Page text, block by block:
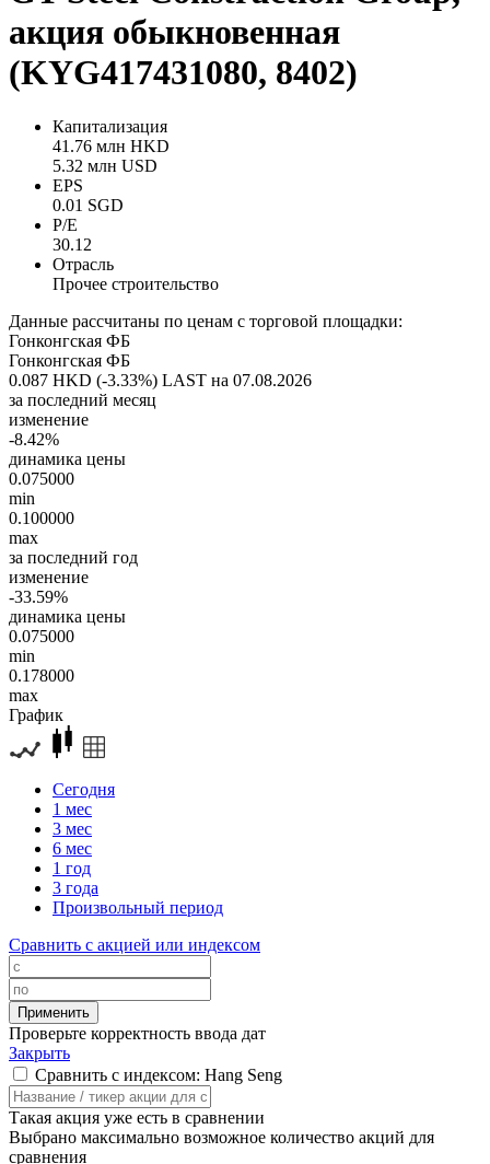
акция обыкновенная
(KYG417431080, 8402)
Капитализация
41.76 млн HKD
5.32 млн USD
EPS
0.01 SGD
P/E
30.12
Отрасль
Прочее строительство
Данные рассчитаны по ценам с торговой площадки:
Гонконгская ФБ
Гонконгская ФБ
0.087 HKD (-3.33%) LAST на 07.08.2026
за последний месяц
изменение
-8.42%
динамика цены
0.075000
min
0.100000
max
за последний год
изменение
-33.59%
динамика цены
0.075000
min
0.178000
max
График
Сегодня
1 мес
3 мес
6 мес
1 год
3 года
Произвольный период
Сравнить с акцией или индексом
Проверьте корректность ввода дат
Закрыть
Сравнить с индексом: Hang Seng
Такая акция уже есть в сравнении
Выбрано максимально возможное количество акций для
сравнения